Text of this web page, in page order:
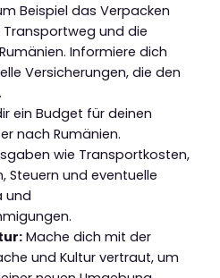
Beispiel das Verpacken
Transportweg und die
Informiere dich
Versicherungen, die den
ein Budget für deinen
nach Rumänien.
wie Transportkosten,
Steuern und eventuelle
und
Mache dich mit der
und Kultur vertraut, um